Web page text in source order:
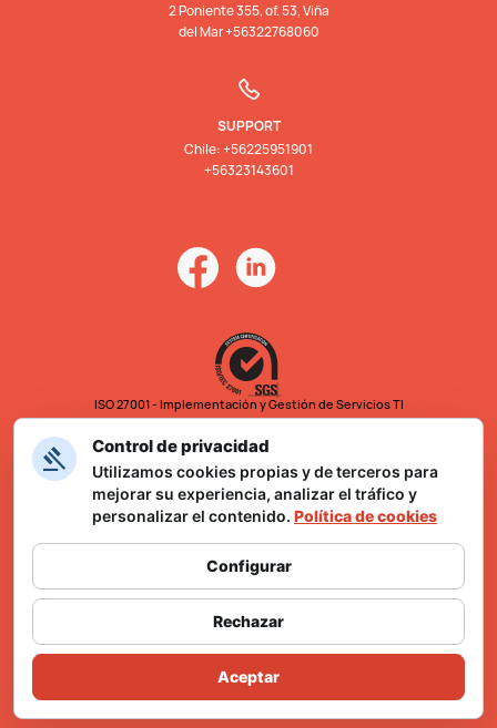
2 Poniente 355, of. 53, Viña
del Mar +56322768060
SUPPORT
Chile: +56225951901
+56323143601
ISO 27001 - Implementación y Gestión de Servicios TI
Formulario Ley Karin
Control de privacidad
Utilizamos cookies propias y de terceros para
mejorar su experiencia, analizar el tráfico y
personalizar el contenido. Política de cookies
Configurar
Rechazar
Aceptar